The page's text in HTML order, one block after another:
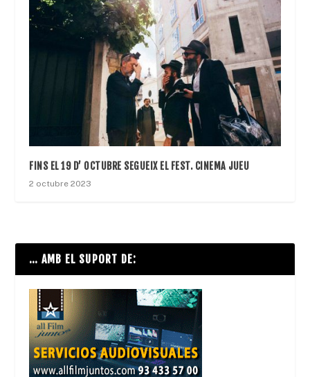
FINS EL 19 D’ OCTUBRE SEGUEIX EL FEST. CINEMA JUEU
2 octubre 2023
… AMB EL SUPORT DE: